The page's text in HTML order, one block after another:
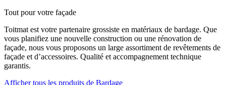
Tout pour votre façade
Toitmat est votre partenaire grossiste en matériaux de bardage. Que
vous planifiez une nouvelle construction ou une rénovation de
façade, nous vous proposons un large assortiment de revêtements de
façade et d’accessoires. Qualité et accompagnement technique
garantis.
Afficher tous les produits de Bardage